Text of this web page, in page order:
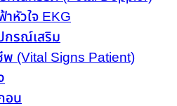
หัวใจ EKG
กรณ์เสริม
(Vital Signs Patient)
อน